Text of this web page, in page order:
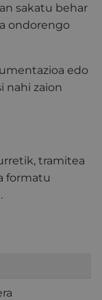
sakatu behar
ondorengo
edo
nahi zaion
tramitea
formatu